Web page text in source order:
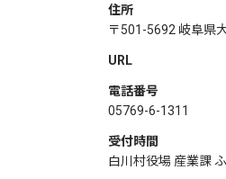
住所
〒501-5692 岐阜県
URL
電話番号
05769-6-1311
受付時間
白川村役場 産業課